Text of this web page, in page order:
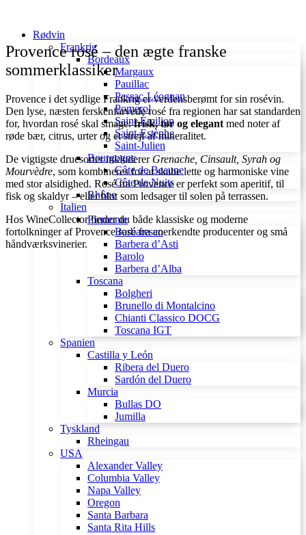
Rødvin
Frankrig
Bordeaux
Margaux
Pauillac
Pessac-Léognan
Pomerol
Saint-Émilion
Saint-Estèphe
Saint-Julien
Bourgogne
Côte de Beaune
Côte de Nuits
Rhône
Italien
Piemonte
Barbaresco
Barbera d’Asti
Barolo
Barbera d’Alba
Toscana
Bolgheri
Brunello di Montalcino
Chianti Classico DOCG
Toscana IGT
Spanien
Castilla y León
Ribera del Duero
Sardón del Duero
Murcia
Bullas DO
Jumilla
Tyskland
Rheingau
USA
Alexander Valley
Columbia Valley
Napa Valley
Oregon
Santa Barbara
Santa Rita Hills
Provence rosé – den ægte franske
sommerklassiker
Provence i det sydlige Frankrig er verdensberømt for sin rosévin.
Den lyse, næsten ferskenfarvede rosé fra regionen har sat standarden
for, hvordan rosé skal smage:frisk, tør og elegant med noter af
røde bær, citrus, urter og et strejf af mineralitet.
De vigtigste druesorter inkluderer Grenache, Cinsault, Syrah og
Mourvèdre, som kombineres for at skabe lette og harmoniske vine
med stor alsidighed. Rosé fra Provence er perfekt som aperitif, til
fisk og skaldyr – eller blot som ledsager til solen på terrassen.
Hos WineCollector finder du både klassiske og moderne
fortolkninger af Provence rosé fra anerkendte producenter og små
håndværksvinerier.